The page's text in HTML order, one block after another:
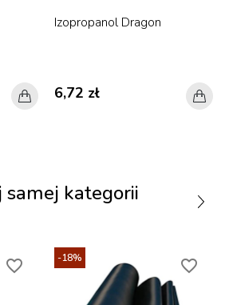
Izopropanol Dragon
6,72 zł
kategorii
favorite_border -18% favorite_border